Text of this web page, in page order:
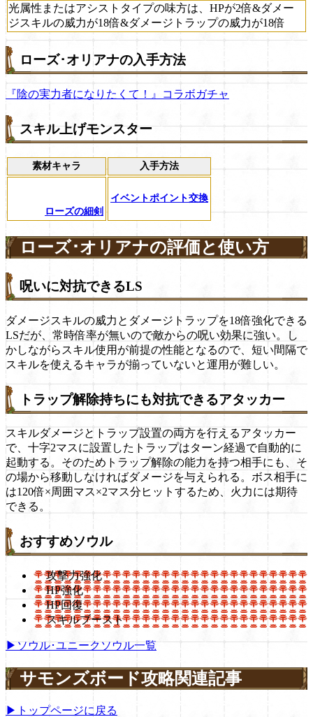
光属性またはアシストタイプの味方は、HPが2倍&ダメー
ジスキルの威力が18倍&ダメージトラップの威力が18倍
ローズ･オリアナの入手方法
『陰の実力者になりたくて！』コラボガチャ
スキル上げモンスター
素材キャラ 入手方法
ローズの細剣
イベントポイント交換
ローズ･オリアナの評価と使い方
呪いに対抗できるLS
ダメージスキルの威力とダメージトラップを18倍強化できる
LSだが、常時倍率が無いので敵からの呪い効果に強い。し
かしながらスキル使用が前提の性能となるので、短い間隔で
スキルを使えるキャラが揃っていないと運用が難しい。
トラップ解除持ちにも対抗できるアタッカー
スキルダメージとトラップ設置の両方を行えるアタッカー
で、十字2マスに設置したトラップはターン経過で自動的に
起動する。そのためトラップ解除の能力を持つ相手にも、そ
の場から移動しなければダメージを与えられる。ボス相手に
は120倍×周囲マス×2マス分ヒットするため、火力には期待
できる。
おすすめソウル
攻撃力強化
HP強化
HP回復
スキルブースト
▶ソウル･ユニークソウル一覧
サモンズボード攻略関連記事
▶トップページに戻る